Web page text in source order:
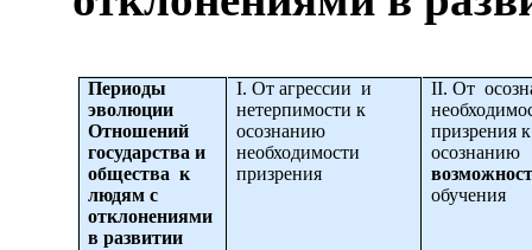
Периоды
эволюции
Отношений
государства и
общества к
людям с
отклонениями
в развитии
I. От агрессии и
нетерпимости к
осознанию
необходимости
призрения
II. От
призрения к
осознанию
обучения